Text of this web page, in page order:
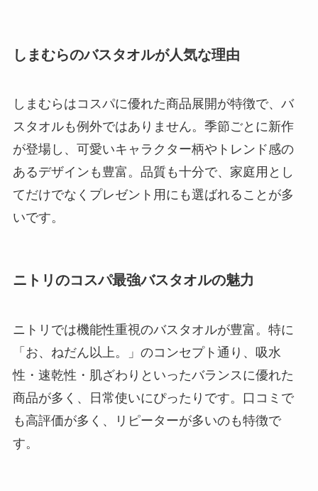
しまむらのバスタオルが人気な理由
しまむらはコスパに優れた商品展開が特徴で、バ
スタオルも例外ではありません。季節ごとに新作
が登場し、可愛いキャラクター柄やトレンド感の
あるデザインも豊富。品質も十分で、家庭用とし
てだけでなくプレゼント用にも選ばれることが多
いです。
ニトリのコスパ最強バスタオルの魅力
ニトリでは機能性重視のバスタオルが豊富。特に
「お、ねだん以上。」のコンセプト通り、吸水
性・速乾性・肌ざわりといったバランスに優れた
商品が多く、日常使いにぴったりです。口コミで
も高評価が多く、リピーターが多いのも特徴で
す。